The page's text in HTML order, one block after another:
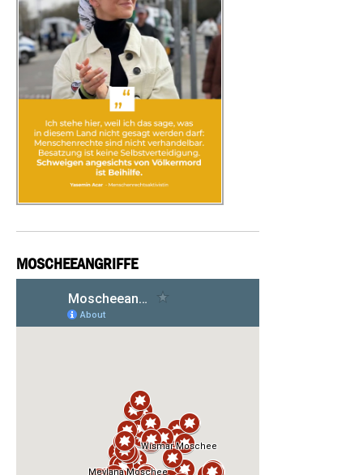
MOSCHEEANGRIFFE